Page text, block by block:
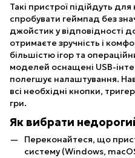
Такі пристрої підійдуть
спробувати геймпад без
джойстик у відповідності
отримаєте зручність і
більшістю ігор та
моделей оснащені USB-
полегшує налаштування.
всі необхідні кнопки,
гри.
Як вибрати
Переконайтеся, що
систему (Windows,